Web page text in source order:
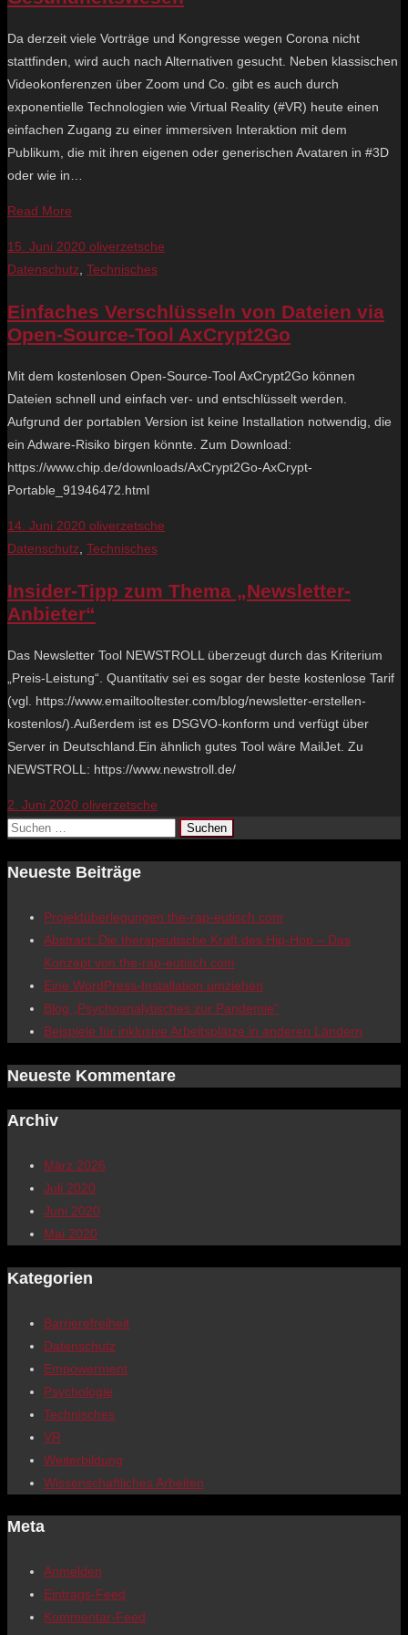
Da derzeit viele Vorträge und Kongresse wegen Corona nicht
stattfinden, wird auch nach Alternativen gesucht. Neben klassischen
Videokonferenzen über Zoom und Co. gibt es auch durch
exponentielle Technologien wie Virtual Reality (#VR) heute einen
einfachen Zugang zu einer immersiven Interaktion mit dem
Publikum, die mit ihren eigenen oder generischen Avataren in #3D
oder wie in…
Read More
15. Juni 2020 oliverzetsche
Datenschutz Technisches
Einfaches Verschlüsseln von Dateien via
Open-Source-Tool AxCrypt2Go
Mit dem kostenlosen Open-Source-Tool AxCrypt2Go können
Dateien schnell und einfach ver- und entschlüsselt werden.
Aufgrund der portablen Version ist keine Installation notwendig, die
ein Adware-Risiko birgen könnte. Zum Download:
https://www.chip.de/downloads/AxCrypt2Go-AxCrypt-
Portable_91946472.html
14. Juni 2020 oliverzetsche
Datenschutz Technisches
Insider-Tipp zum Thema „Newsletter-
Anbieter“
Das Newsletter Tool NEWSTROLL überzeugt durch das Kriterium
„Preis-Leistung“. Quantitativ sei es sogar der beste kostenlose Tarif
(vgl. https://www.emailtooltester.com/blog/newsletter-erstellen-
kostenlos/).Außerdem ist es DSGVO-konform und verfügt über
Server in Deutschland.Ein ähnlich gutes Tool wäre MailJet. Zu
NEWSTROLL: https://www.newstroll.de/
2. Juni 2020 oliverzetsche
Suchen
Neueste Beiträge
Projektüberlegungen the-rap-eutisch.com
Abstract: Die therapeutische Kraft des Hip-Hop – Das
Konzept von the-rap-eutisch.com
Eine WordPress-Installation umziehen
Blog „Psychoanalytisches zur Pandemie“
Beispiele für inklusive Arbeitsplätze in anderen Ländern
Neueste Kommentare
Archiv
März 2026
Juli 2020
Juni 2020
Mai 2020
Kategorien
Barrierefreiheit
Datenschutz
Empowerment
Psychologie
Technisches
VR
Weiterbildung
Wissenschaftliches Arbeiten
Meta
Anmelden
Eintrags-Feed
Kommentar-Feed